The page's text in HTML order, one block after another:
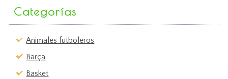
Categorías
Animales futboleros
Barça
Basket